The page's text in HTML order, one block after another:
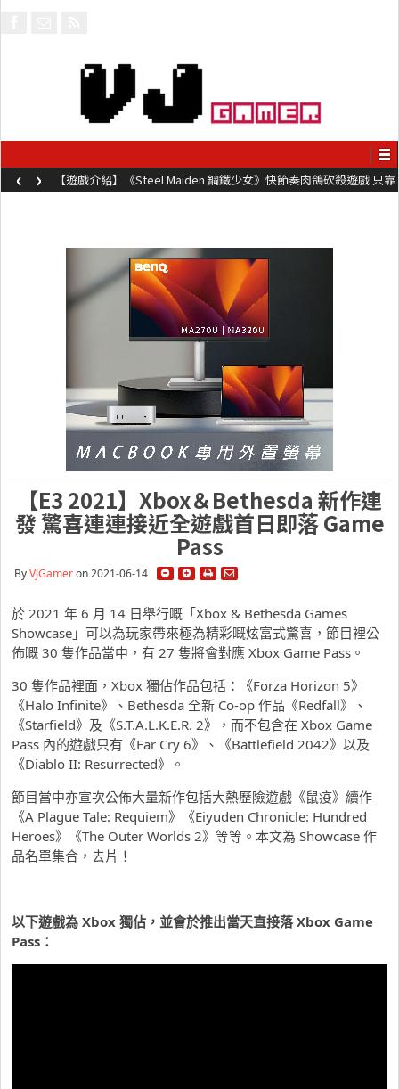
【遊戲介紹】《Steel Maiden 鋼鐵少女》快節奏肉鴿砍殺遊戲 只靠
兩鍵操作動作極致流暢試玩上架中
‹ ›
【E3 2021】Xbox＆Bethesda 新作連
發 驚喜連連接近全遊戲首日即落 Game
Pass
ByVJGameron 2021-06-14
於 2021 年 6 月 14 日舉行嘅「Xbox & Bethesda Games
Showcase」可以為玩家帶來極為精彩嘅炫富式驚喜，節目裡公
佈嘅 30 隻作品當中，有 27 隻將會對應 Xbox Game Pass。
30 隻作品裡面，Xbox 獨佔作品包括：《Forza Horizon 5》
《Halo Infinite》、Bethesda 全新 Co-op 作品《Redfall》、
《Starfield》及《S.T.A.L.K.E.R. 2》，而不包含在 Xbox Game
Pass 內的遊戲只有《Far Cry 6》、《Battlefield 2042》以及
《Diablo II: Resurrected》。
節目當中亦宣次公佈大量新作包括大熱歷險遊戲《鼠疫》續作
《A Plague Tale: Requiem》《Eiyuden Chronicle: Hundred
Heroes》《The Outer Worlds 2》等等。本文為 Showcase 作
品名單集合，去片！
以下遊戲為 Xbox 獨佔，並會於推出當天直接落 Xbox Game
Pass：